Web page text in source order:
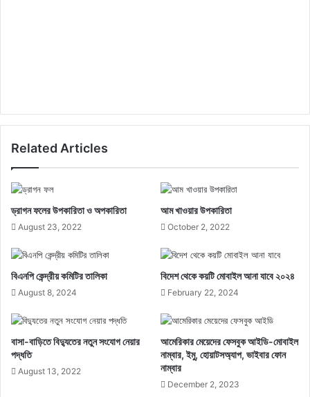
Related Articles
ড্রাগন ফলের উপকারিতা ও অপকারিতা
August 23, 2022
আম খাওয়ার উপকারিতা
October 2, 2022
বিএনপি কেন্দ্রীয় কমিটির তালিকা
August 8, 2024
বিদেশ থেকে কয়টি মোবাইল আনা যাবে ২০২৪
February 22, 2024
বাসা-বাড়িতে বিদ্যুতের নতুন সংযোগ নেয়ার
পদ্ধতি
August 13, 2022
আমেরিকার মেয়েদের ফেসবুক আইডি-মোবাইল
নাম্বার, ইমু, হোয়াটসঅ্যাপ, ভাইবার ফোন
নাম্বার
December 2, 2023